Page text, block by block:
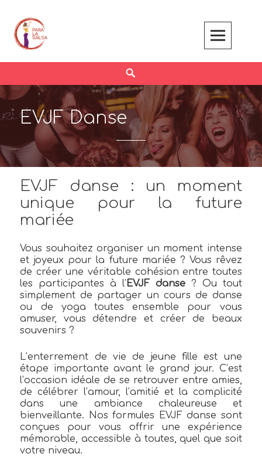
content
EVJF Danse
EVJF danse : un moment
unique pour la future
mariée
Vous souhaitez organiser un moment intense
et joyeux pour la future mariée ? Vous rêvez
de créer une véritable cohésion entre toutes
les participantes à l’ EVJF danse? Ou tout
simplement de partager un cours de danse
ou de yoga toutes ensemble pour vous
amuser, vous détendre et créer de beaux
souvenirs ?
L’enterrement de vie de jeune fille est une
étape importante avant le grand jour. C’est
l’occasion idéale de se retrouver entre amies,
de célébrer l’amour, l’amitié et la complicité
dans une ambiance chaleureuse et
bienveillante. Nos formules EVJF danse sont
conçues pour vous offrir une expérience
mémorable, accessible à toutes, quel que soit
votre niveau.